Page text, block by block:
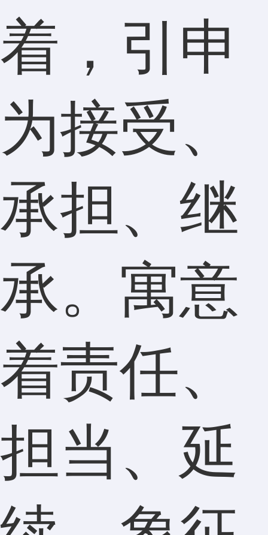
着，引申
为接受、
承担、继
承。寓意
着责任、
担当、延